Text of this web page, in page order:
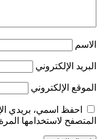
الاسم
البريد الإلكتروني
الموقع الإلكتروني
احفظ اسمي، بريدي
المتصفح لاستخدامها